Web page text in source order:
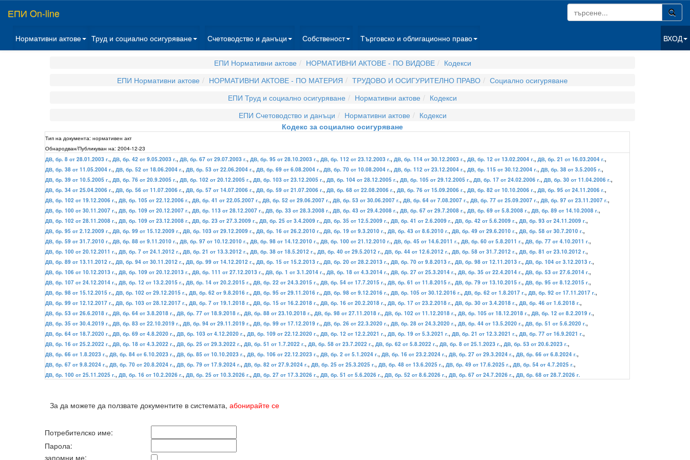
ЕПИ On-line
Нормативни актове Труд и социално осигуряване Счетоводство и данъци Собственост Търговско и облигационно право ВХОД
ЕПИ Нормативни актове НОРМАТИВНИ АКТОВЕ - ПО ВИДОВЕ
Кодекси
ЕПИ Нормативни актове
НОРМАТИВНИ АКТОВЕ - ПО МАТЕРИЯ ТРУДОВО И ОСИГУРИТЕЛНО ПРАВО
Социално осигуряване
ЕПИ Труд и социално осигуряване
Нормативни актове
Кодекси
ЕПИ Счетоводство и данъци
Нормативни актове
Кодекси
Кодекс за социално осигуряване
Тип на документа: нормативен акт
Обнародван/Публикуван на: 2004-12-23
ДВ, бр. 8 от 28.01.2003 г., ДВ, бр. 42 от 9.05.2003 г., ДВ, бр. 67 от 29.07.2003 г., ДВ, бр. 95 от 28.10.2003 г., ДВ, бр. 112 от 23.12.2003 г., ДВ, бр. 114 от 30.12.2003 г., ДВ, бр. 12 от 13.02.2004 г., ДВ, бр. 21 от 16.03.2004 г.,
ДВ, бр. 38 от 11.05.2004 г., ДВ, бр. 52 от 18.06.2004 г., ДВ, бр. 53 от 22.06.2004 г., ДВ, бр. 69 от 6.08.2004 г., ДВ, бр. 70 от 10.08.2004 г., ДВ, бр. 112 от 23.12.2004 г., ДВ, бр. 115 от 30.12.2004 г., ДВ, бр. 38 от 3.5.2005 г.,
ДВ, бр. 39 от 10.5.2005 г., ДВ, бр. 76 от 20.9.2005 г., ДВ, бр. 102 от 20.12.2005 г., ДВ, бр. 103 от 23.12.2005 г., ДВ, бр. 104 от 28.12.2005 г., ДВ, бр. 105 от 29.12.2005 г., ДВ, бр. 17 от 24.02.2006 г., ДВ, бр. 30 от 11.04.2006 г.,
ДВ, бр. 34 от 25.04.2006 г., ДВ, бр. 56 от 11.07.2006 г., ДВ, бр. 57 от 14.07.2006 г., ДВ, бр. 59 от 21.07.2006 г., ДВ, бр. 68 от 22.08.2006 г., ДВ, бр. 76 от 15.09.2006 г., ДВ, бр. 82 от 10.10.2006 г., ДВ, бр. 95 от 24.11.2006 г.,
ДВ, бр. 102 от 19.12.2006 г., ДВ, бр. 105 от 22.12.2006 г., ДВ, бр. 41 от 22.05.2007 г., ДВ, бр. 52 от 29.06.2007 г., ДВ, бр. 53 от 30.06.2007 г., ДВ, бр. 64 от 7.08.2007 г., ДВ, бр. 77 от 25.09.2007 г., ДВ, бр. 97 от 23.11.2007 г.,
ДВ, бр. 100 от 30.11.2007 г., ДВ, бр. 109 от 20.12.2007 г., ДВ, бр. 113 от 28.12.2007 г., ДВ, бр. 33 от 28.3.2008 г., ДВ, бр. 43 от 29.4.2008 г., ДВ, бр. 67 от 29.7.2008 г., ДВ, бр. 69 от 5.8.2008 г., ДВ, бр. 89 от 14.10.2008 г.,
ДВ, бр. 102 от 28.11.2008 г., ДВ, бр. 109 от 23.12.2008 г., ДВ, бр. 23 от 27.3.2009 г., ДВ, бр. 25 от 3.4.2009 г., ДВ, бр. 35 от 12.5.2009 г., ДВ, бр. 41 от 2.6.2009 г., ДВ, бр. 42 от 5.6.2009 г., ДВ, бр. 93 от 24.11.2009 г.,
ДВ, бр. 95 от 2.12.2009 г., ДВ, бр. 99 от 15.12.2009 г., ДВ, бр. 103 от 29.12.2009 г., ДВ, бр. 16 от 26.2.2010 г., ДВ, бр. 19 от 9.3.2010 г., ДВ, бр. 43 от 8.6.2010 г., ДВ, бр. 49 от 29.6.2010 г., ДВ, бр. 58 от 30.7.2010 г.,
ДВ, бр. 59 от 31.7.2010 г., ДВ, бр. 88 от 9.11.2010 г., ДВ, бр. 97 от 10.12.2010 г., ДВ, бр. 98 от 14.12.2010 г., ДВ, бр. 100 от 21.12.2010 г., ДВ, бр. 45 от 14.6.2011 г., ДВ, бр. 60 от 5.8.2011 г., ДВ, бр. 77 от 4.10.2011 г.,
ДВ, бр. 100 от 20.12.2011 г., ДВ, бр. 7 от 24.1.2012 г., ДВ, бр. 21 от 13.3.2012 г., ДВ, бр. 38 от 18.5.2012 г., ДВ, бр. 40 от 29.5.2012 г., ДВ, бр. 44 от 12.6.2012 г., ДВ, бр. 58 от 31.7.2012 г., ДВ, бр. 81 от 23.10.2012 г.,
ДВ, бр. 89 от 13.11.2012 г., ДВ, бр. 94 от 30.11.2012 г., ДВ, бр. 99 от 14.12.2012 г., ДВ, бр. 15 от 15.2.2013 г., ДВ, бр. 20 от 28.2.2013 г., ДВ, бр. 70 от 9.8.2013 г., ДВ, бр. 98 от 12.11.2013 г., ДВ, бр. 104 от 3.12.2013 г.,
ДВ, бр. 106 от 10.12.2013 г., ДВ, бр. 109 от 20.12.2013 г., ДВ, бр. 111 от 27.12.2013 г., ДВ, бр. 1 от 3.1.2014 г., ДВ, бр. 18 от 4.3.2014 г., ДВ, бр. 27 от 25.3.2014 г., ДВ, бр. 35 от 22.4.2014 г., ДВ, бр. 53 от 27.6.2014 г.,
ДВ, бр. 107 от 24.12.2014 г., ДВ, бр. 12 от 13.2.2015 г., ДВ, бр. 14 от 20.2.2015 г., ДВ, бр. 22 от 24.3.2015 г., ДВ, бр. 54 от 17.7.2015 г., ДВ, бр. 61 от 11.8.2015 г., ДВ, бр. 79 от 13.10.2015 г., ДВ, бр. 95 от 8.12.2015 г.,
ДВ, бр. 98 от 15.12.2015 г., ДВ, бр. 102 от 29.12.2015 г., ДВ, бр. 62 от 9.8.2016 г., ДВ, бр. 95 от 29.11.2016 г., ДВ, бр. 98 от 9.12.2016 г., ДВ, бр. 105 от 30.12.2016 г., ДВ, бр. 62 от 1.8.2017 г., ДВ, бр. 92 от 17.11.2017 г.,
ДВ, бр. 99 от 12.12.2017 г., ДВ, бр. 103 от 28.12.2017 г., ДВ, бр. 7 от 19.1.2018 г., ДВ, бр. 15 от 16.2.2018 г., ДВ, бр. 16 от 20.2.2018 г., ДВ, бр. 17 от 23.2.2018 г., ДВ, бр. 30 от 3.4.2018 г., ДВ, бр. 46 от 1.6.2018 г.,
ДВ, бр. 53 от 26.6.2018 г., ДВ, бр. 64 от 3.8.2018 г., ДВ, бр. 77 от 18.9.2018 г., ДВ, бр. 88 от 23.10.2018 г., ДВ, бр. 98 от 27.11.2018 г., ДВ, бр. 102 от 11.12.2018 г., ДВ, бр. 105 от 18.12.2018 г., ДВ, бр. 12 от 8.2.2019 г.,
ДВ, бр. 35 от 30.4.2019 г., ДВ, бр. 83 от 22.10.2019 г., ДВ, бр. 94 от 29.11.2019 г., ДВ, бр. 99 от 17.12.2019 г., ДВ, бр. 26 от 22.3.2020 г., ДВ, бр. 28 от 24.3.2020 г., ДВ, бр. 44 от 13.5.2020 г., ДВ, бр. 51 от 5.6.2020 г.,
ДВ, бр. 64 от 18.7.2020 г., ДВ, бр. 69 от 4.8.2020 г., ДВ, бр. 103 от 4.12.2020 г., ДВ, бр. 109 от 22.12.2020 г., ДВ, бр. 12 от 12.2.2021 г., ДВ, бр. 19 от 5.3.2021 г., ДВ, бр. 21 от 12.3.2021 г., ДВ, бр. 77 от 16.9.2021 г.,
ДВ, бр. 16 от 25.2.2022 г., ДВ, бр. 18 от 4.3.2022 г., ДВ, бр. 25 от 29.3.2022 г., ДВ, бр. 51 от 1.7.2022 г., ДВ, бр. 58 от 23.7.2022 г., ДВ, бр. 62 от 5.8.2022 г., ДВ, бр. 8 от 25.1.2023 г., ДВ, бр. 53 от 20.6.2023 г.,
ДВ, бр. 66 от 1.8.2023 г., ДВ, бр. 84 от 6.10.2023 г., ДВ, бр. 85 от 10.10.2023 г., ДВ, бр. 106 от 22.12.2023 г., ДВ, бр. 2 от 5.1.2024 г., ДВ, бр. 16 от 23.2.2024 г., ДВ, бр. 27 от 29.3.2024 г., ДВ, бр. 66 от 6.8.2024 г.,
ДВ, бр. 67 от 9.8.2024 г., ДВ, бр. 70 от 20.8.2024 г., ДВ, бр. 79 от 17.9.2024 г., ДВ, бр. 82 от 27.9.2024 г., ДВ, бр. 25 от 25.3.2025 г., ДВ, бр. 48 от 13.6.2025 г., ДВ, бр. 49 от 17.6.2025 г., ДВ, бр. 54 от 4.7.2025 г.,
ДВ, бр. 100 от 25.11.2025 г., ДВ, бр. 16 от 10.2.2026 г., ДВ, бр. 25 от 10.3.2026 г., ДВ, бр. 27 от 17.3.2026 г., ДВ, бр. 51 от 5.6.2026 г., ДВ, бр. 52 от 8.6.2026 г., ДВ, бр. 67 от 24.7.2026 г., ДВ, бр. 68 от 28.7.2026 г.
За да можете да ползвате документите в системата, абонирайте се
Потребителско име:
Парола:
запомни ме: